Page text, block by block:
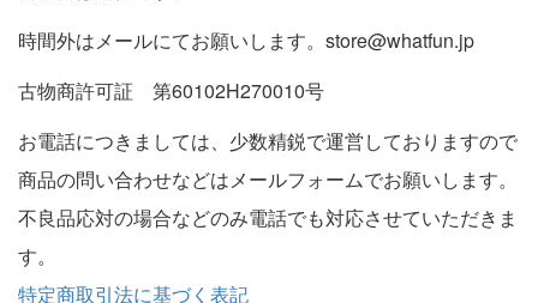
時間外はメールにてお願いします。store@whatfun.jp
古物商許可証 第60102H270010号
お電話につきましては、少数精鋭で運営しておりますので
商品の問い合わせなどはメールフォームでお願いします。
不良品応対の場合などのみ電話でも対応させていただきま
す。
特定商取引法に基づく表記